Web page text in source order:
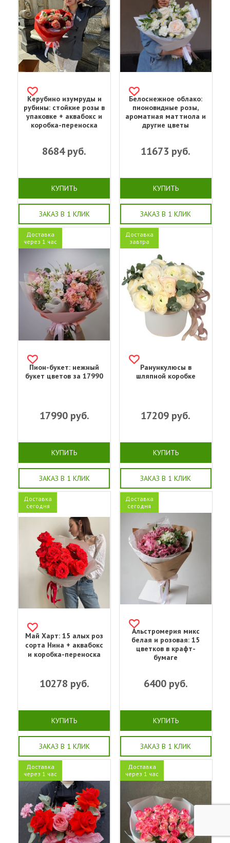
Керубино изумруды и
рубины: стойкие розы в
упаковке + аквабокс и
коробка-переноска
8684руб.
КУПИТЬ
ЗАКАЗ В 1 КЛИК
Белоснежное облако:
пионовидные розы,
ароматная маттиола и
другие цветы
11673 руб.
КУПИТЬ
ЗАКАЗ В 1 КЛИК
Доставка
через 1 час
Пион-букет: нежный
букет цветов за 17990
17990руб.
КУПИТЬ
ЗАКАЗ В 1 КЛИК
Доставка
завтра
Ранункулюсы в
шляпной коробке
17209 руб.
КУПИТЬ
ЗАКАЗ В 1 КЛИК
Доставка
сегодня
Май Харт: 15 алых роз
сорта Нина + аквабокс
и коробка-переноска
10278 руб.
КУПИТЬ
ЗАКАЗ В 1 КЛИК
Доставка
сегодня
Альстромерия микс
белая и розовая: 15
цветков в крафт-
бумаге
6400руб.
КУПИТЬ
ЗАКАЗ В 1 КЛИК
Доставка
через 1 час
Доставка
через 1 час